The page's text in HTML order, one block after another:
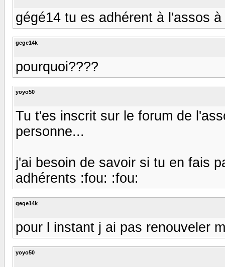
gégé14 tu es adhérent à l'assos
gege14k
pourquoi????
yoyo50
Tu t'es inscrit sur le forum de
personne...
j'ai besoin de savoir si tu en fais
adhérents :fou: :fou:
gege14k
pour l instant j ai pas renouveler
yoyo50